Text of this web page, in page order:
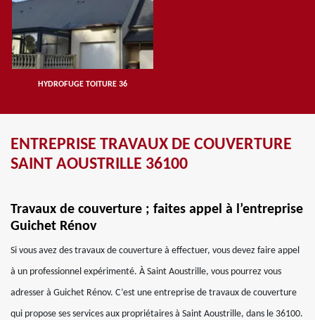
HYDROFUGE TOITURE 36
ENTREPRISE TRAVAUX DE COUVERTURE
SAINT AOUSTRILLE 36100
Travaux de couverture ; faites appel à l’entreprise
Guichet Rénov
Si vous avez des travaux de couverture à effectuer, vous devez faire appel
à un professionnel expérimenté. À Saint Aoustrille, vous pourrez vous
adresser à Guichet Rénov. C’est une entreprise de travaux de couverture
qui propose ses services aux propriétaires à Saint Aoustrille, dans le 36100.